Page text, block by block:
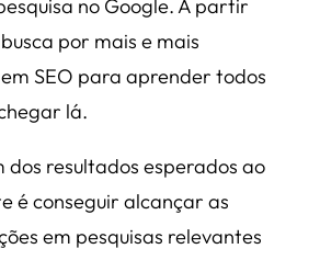
no Google. A partir
por mais e mais
SEO para aprender todos
lá.
dos resultados esperados ao
é conseguir alcançar as
em pesquisas relevantes